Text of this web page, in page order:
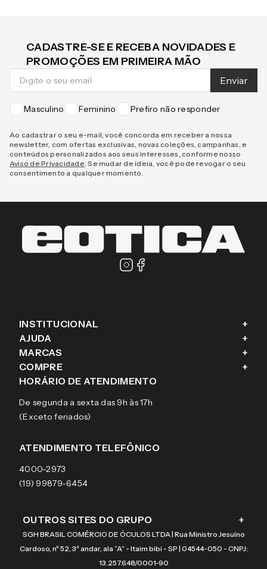
CADASTRE-SE E RECEBA NOVIDADES E
PROMOÇÕES EM PRIMEIRA MÃO
Enviar
Masculino Feminino Prefiro não responder
Ao cadastrar o seu e-mail, você concorda em receber a nossa
newsletter, com ofertas exclusivas, novas coleções, campanhas, e
conteúdos personalizados aos seus interesses, conforme nosso
Aviso de Privacidade . Se mudar de ideia, você pode revogar o seu
consentimento a qualquer momento.
INSTITUCIONAL +
Fale conosco
Blog
Sobre a eÓtica
Aviso de privacidade
Termos e condições de uso
AJUDA +
Como comprar
Trocas e Devoluções
Pagamentos
Garantias
MARCAS +
Ray-Ban
Tecnol
Arnette
Burberry
COMPRE +
Óculos de sol
Lentes de contato
HORÁRIO DE ATENDIMENTO
De segunda a sexta das 9h às 17h
(Exceto feriados)
ATENDIMENTO TELEFÔNICO
4000-2973
(19) 99879-6454
OUTROS SITES DO GRUPO +
SGH BRASIL COMÉRCIO DE ÓCULOS LTDA | Rua Ministro Jesuíno
Cardoso, nº 52, 3º andar, ala “A” - Itaim bibi - SP | 04544-050 - CNPJ:
13.257.648/0001-90